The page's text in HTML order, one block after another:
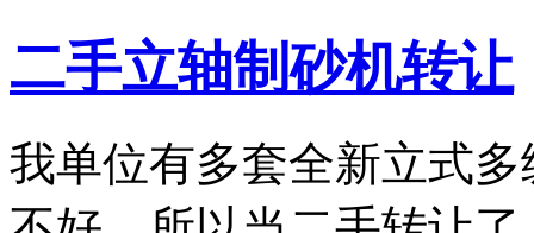
二手立轴制砂机转让
我单位有多套全新立式